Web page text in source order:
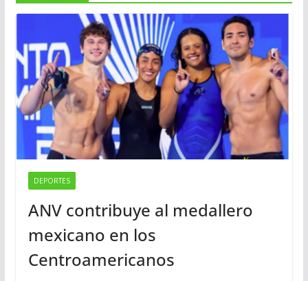
DEPORTES
ANV contribuye al medallero
mexicano en los
Centroamericanos